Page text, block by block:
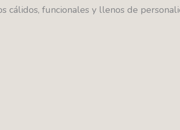
cálidos, funcionales y llenos de